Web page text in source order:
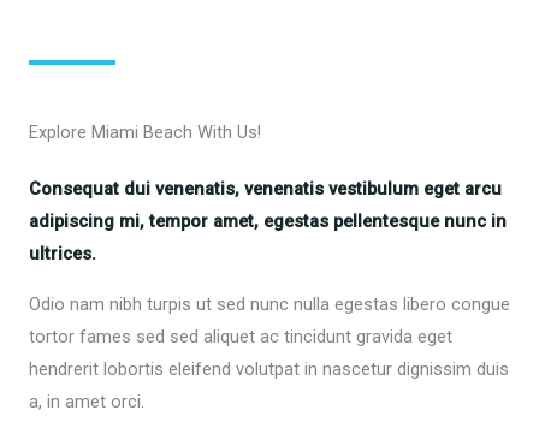
Explore Miami Beach With Us!
Consequat dui venenatis, venenatis vestibulum eget arcu
adipiscing mi, tempor amet, egestas pellentesque nunc in
ultrices.
Odio nam nibh turpis ut sed nunc nulla egestas libero congue
tortor fames sed sed aliquet ac tincidunt gravida eget
hendrerit lobortis eleifend volutpat in nascetur dignissim duis
a, in amet orci.